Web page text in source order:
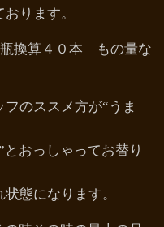
ります。
換算４０本 もの量な
のススメ方が“うま
おっしゃってお替り
態になります。